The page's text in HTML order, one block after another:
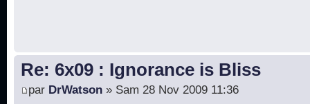
Re: 6x09 : Ignorance is Bliss
par DrWatson » Sam 28 Nov 2009 11:36